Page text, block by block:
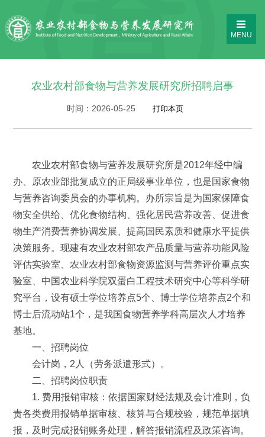
MENU
农业农村部食物与营养发展研究所招聘启事
时间： 2026-05-25
农业农村部食物与营养发展研究所是2012年经中编
办、原农业部批复成立的正局级事业单位，也是国家食物
与营养咨询委员会的办事机构。办所宗旨是为国家保障食
物安全供给、优化食物结构、强化居民营养改善、促进食
物生产消费营养协调发展、提高国民素质和健康水平提供
决策服务。现建有农业农村部农产品质量与营养功能风险
评估实验室、农业农村部食物资源监测与营养评价重点实
验室、中国农业科学院双蛋白工程技术研究中心等科学研
究平台，设有硕士学位培养点5个、博士学位培养点2个和
博士后流动站1个，是我国食物营养学科高层次人才培养
基地。
一、招聘岗位
会计岗，2人（劳务派遣形式）。
二、招聘岗位职责
1. 费用报销审核：依据国家财经法规及会计准则，负
责各类费用报销单据审核、核算与合规校验，规范单据填
报，及时完成报销账务处理，解答报销流程及政策咨询。